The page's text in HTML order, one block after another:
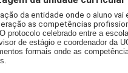
da entidade onde o aluno
as competências
protocolo celebrado entre a
de estágio e coordenador da
formais onde as